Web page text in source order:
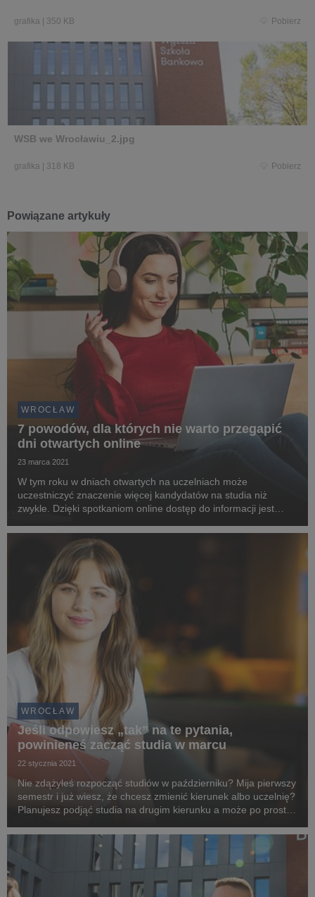
grafika 350 KB Pobierz
WSB we Wrocławiu_2.jpg
grafika 318 KB Pobierz
Powiązane artykuły
WROCŁAW
7 powodów, dla których nie warto przegapić
dni otwartych online
23 marca 2021
W tym roku w dniach otwartych na uczelniach może
uczestniczyć znaczenie więcej kandydatów na studia niż
zwykle. Dzięki spotkaniom online dostęp do informacji jest
studia licencjackie i inżynierskie zaprasza WSB we W...
WROCŁAW
Jeśli odpowiesz „tak” na te pytania,
powinieneś zacząć studia w marcu
22 stycznia 2021
Nie zdążyłeś rozpocząć studiów w październiku? Mija pierwszy
semestr i już wiesz, że chcesz zmienić kierunek albo uczelnię?
Planujesz podjąć studia na drugim kierunku a może po prostu
rekrutację zimową, kto z niej s...